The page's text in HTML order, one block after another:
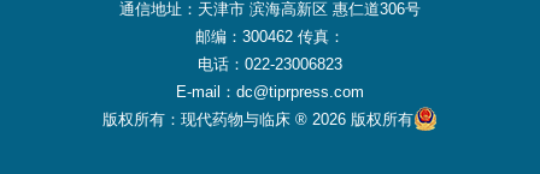
通信地址：天津市 滨海高新区 惠仁道306号
邮编：300462 传真：
电话：022-23006823
E-mail：dc@tiprpress.com
版权所有：现代药物与临床 ® 2026 版权所有